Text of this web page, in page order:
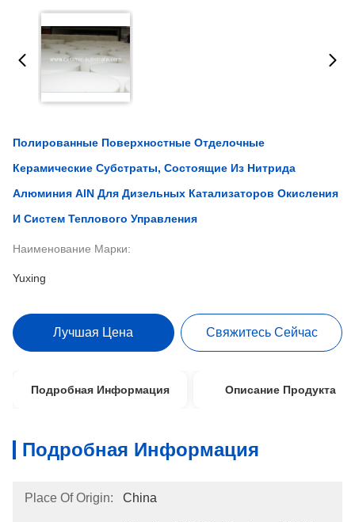
Полированные Поверхностные Отделочные
Керамические Субстраты, Состоящие Из Нитрида
Алюминия AlN Для Дизельных Катализаторов Окисления
И Систем Теплового Управления
Наименование Марки:
Yuxing
Лучшая Цена Свяжитесь Сейчас
Подробная Информация Описание Продукта
Подробная Информация
Place Of Origin: China